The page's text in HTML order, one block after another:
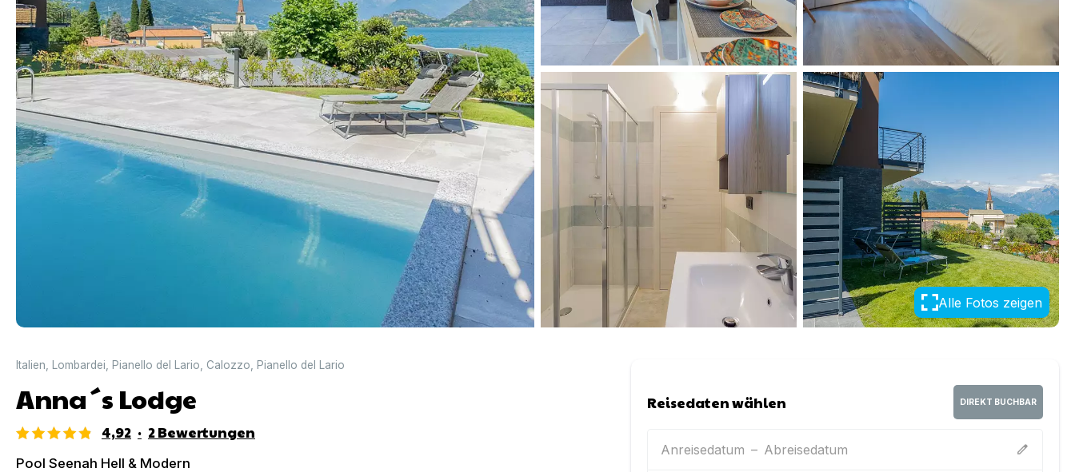
Alle Fotos zeigen
Italien Lombardei Pianello del Lario Calozzo Pianello del Lario
Anna´s Lodge
4,92 · 2Bewertungen
Pool Seenah Hell & Modern
Reisedaten wählen DIREKT BUCHBAR
Anreisedatum – Abreisedatum edit